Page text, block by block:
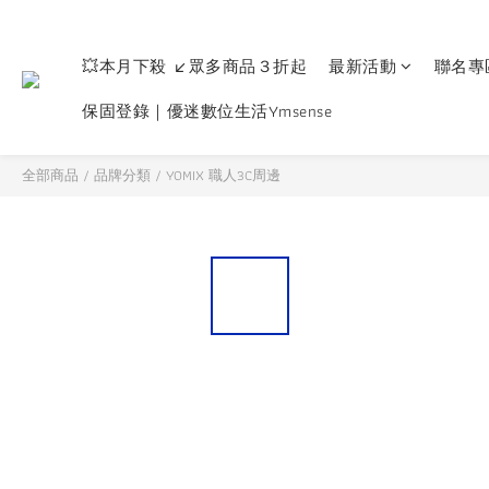
💥本月下殺 ↙眾多商品３折起 最新活動
聯名
保固登錄｜優迷數位生活Ymsense
全部商品 / 品牌分類 / YOMIX 職人3C周邊